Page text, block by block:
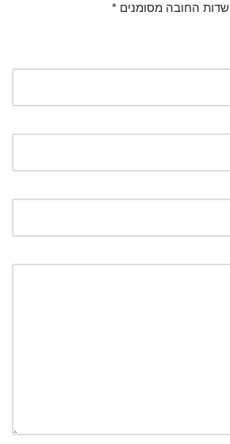
שדות החובה מסומנים *